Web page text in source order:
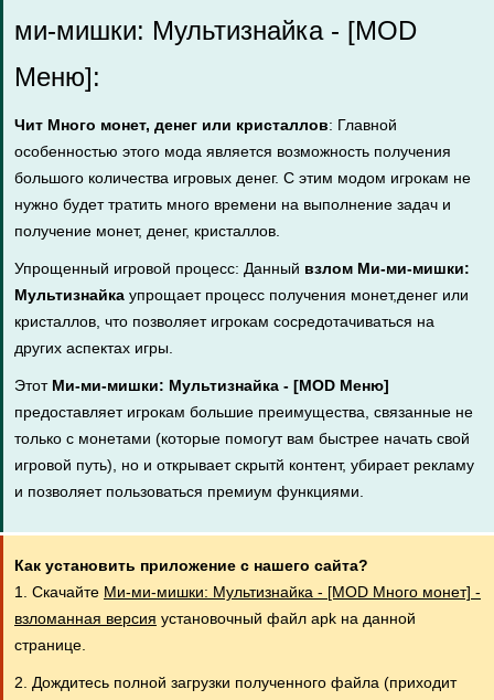
ми-мишки: Мультизнайка - [MOD
Меню]:
Чит Много монет, денег или кристаллов: Главной
особенностью этого мода является возможность получения
большого количества игровых денег. С этим модом игрокам не
нужно будет тратить много времени на выполнение задач и
получение монет, денег, кристаллов.
Упрощенный игровой процесс: Данный взлом Ми-ми-мишки:
Мультизнайка упрощает процесс получения монет,денег или
кристаллов, что позволяет игрокам сосредотачиваться на
других аспектах игры.
Этот Ми-ми-мишки: Мультизнайка - [MOD Меню]
предоставляет игрокам большие преимущества, связанные не
только с монетами (которые помогут вам быстрее начать свой
игровой путь), но и открывает скрытй контент, убирает рекламу
и позволяет пользоваться премиум функциями.
Как установить приложение с нашего сайта?
1. Скачайте Ми-ми-мишки: Мультизнайка - [MOD Много монет] -
взломанная версия установочный файл apk на данной
странице.
2. Дождитесь полной загрузки полученного файла (приходит